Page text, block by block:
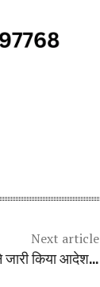
Next article
जारी किया आदेश…